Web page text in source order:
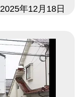
2025年12月18日